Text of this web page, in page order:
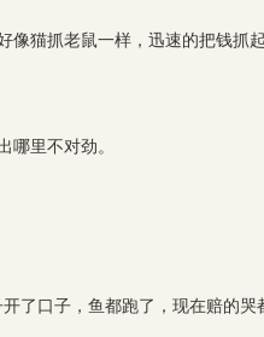
猫抓老鼠一样，迅速的把钱抓
哪里不对劲。
了口子，鱼都跑了，现在赔的哭